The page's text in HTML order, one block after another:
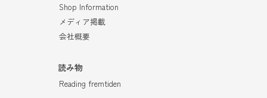
Shop Information
メディア掲載
会社概要
読み物
Reading fremtiden